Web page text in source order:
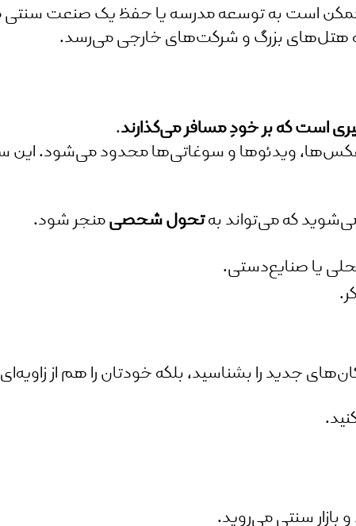
است به توسعه مدرسه یا حفظ یک صنعت سنتی
به هتل‌های بزرگ و شرکت‌های خارجی می‌رسد.
است که بر خودِ مسافر می‌گذارند.
عکس‌ها، ویدئوها و سوغاتی‌ها محدود می‌شود. این
می‌شوید که می‌تواند بهتحول شخصیمنجر شود.
یا صنایع‌دستی.
جدید را بشناسید، بلکه خودتان را هم از
بازار سنتی می‌روید.